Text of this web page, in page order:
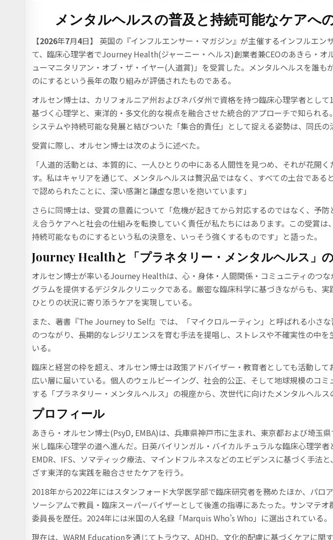
メンタルヘルスの普及と持続可能なケアへ
【2026年7月4日】 英国の『インフルエンサー・マガジン』が主催するインフルエン
て、臨床心理学者でJourney Health(ジャーニー・ヘルス)創業者兼CEOのあきら・オ
ューマニタリアン・オブ・ザ・イヤー(人道賞)」を受賞した。メンタルヘルスを誰も
のにするという長年の取り組みが評価されたものである。
オルセン博士は、カリフォルニア州およびネバダ州で資格を持つ臨床心理学者とし
基づく心理学と、東洋的・多文化的な視点を融合させた統合的アプローチで知られ
システムや持続可能な発展と結びついた「集合的責任」として捉える姿勢は、同氏の
受賞に際し、オルセン博士は次のように述べた。
「人道的活動とは、本質的に、一人ひとりの中にある人間性を見つめ、それが花開
す。私はキャリアを通じて、メンタルヘルスは贅沢品ではなく、すべての土台であ
で認められたことに、深い感謝と謙虚な思いを抱いています」
さらに同博士は、受賞の意義について「危機が起きてから対応するのではなく、予
え合うケアへと社会の仕組みを転換していく責任が私たちにはあります。この受賞
持続可能なものにするという私の決意を、いっそう強くするものです」と語った。
Journey Healthと「プラネタリー・メンタルヘルス」
オルセン博士が率いるJourney Healthは、心・身体・人間関係・コミュニティのつ
グラムを提供するデジタルクリニックである。厳密な臨床科学に基づきながらも、
ひとりの状況に寄り添うケアを実現している。
また、著書『The Journey to Self』では、「マイクロルーティン」と呼ばれる小さ
のつながり、長期的なレジリエンスを育む手法を提唱し、ストレスや不確実性の中
いる。
臨床と経営の枠を超え、オルセン博士は政策アドバイザー・教育者としても活動し
広い層に届いている。個人のウェルビーイング、社会的公正、そして地球規模のコ
する「プラネタリー・メンタルヘルス」の視座から、次世代に向けたメンタルヘルス
プロフィール
あきら・オルセン博士(PsyD, EMBA)は、兵庫県神戸市に生まれ、東京都および埼玉
米し臨床心理学の道へ進んだ。日英バイリンガル・バイカルチュラルな臨床心理学者
EMDR、IFS、ソマティック療法、マインドフルネスなどのエビデンスに基づく手法
ざす東洋的な実践を融合させたケアを行う。
2018年から2022年にはスタンフォード大学医学部で臨床研究者を務めたほか、パロ
ソーシアムで教員・臨床スーパーバイザーとして後進の指導にあたった。サンマテ
委員長を歴任。2024年には米国の人名録「Marquis Who’s Who」に選出されている。
現在は、WARM Educationを通じてトラウマ、ADHD、文化的配慮に基づくケアに関